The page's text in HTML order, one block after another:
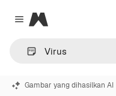
Close menu
Magnific
Gambar yang dihasilkan AI